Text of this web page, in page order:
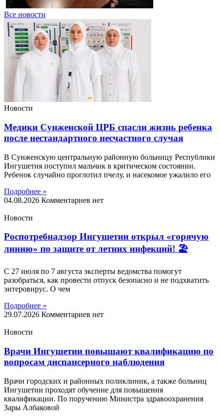
Все новости
Новости
Медики Сунженской ЦРБ спасли жизнь ребенка
после нестандартного несчастного случая
В Сунженскую центральную районную больницу Республики
Ингушетия поступил мальчик в критическом состоянии.
Ребенок случайно проглотил пчелу, и насекомое ужалило его
Подробнее »
04.08.2026 Комментариев нет
Новости
Роспотребнадзор Ингушетии открыл «горячую
линию» по защите от летних инфекций! 🏖
С 27 июля по 7 августа эксперты ведомства помогут
разобраться, как провести отпуск безопасно и не подхватить
энтеровирус. О чем
Подробнее »
29.07.2026 Комментариев нет
Новости
Врачи Ингушетии повышают квалификацию по
вопросам диспансерного наблюдения
Врачи городских и районных поликлиник, а также больниц
Ингушетии проходят обучение для повышения
квалификации. По поручению Министра здравоохранения
Зары Албаковой